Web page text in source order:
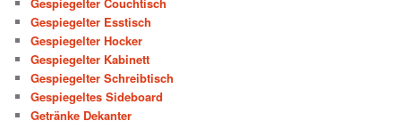
Gespiegelter Esstisch
Gespiegelter Hocker
Gespiegelter Kabinett
Gespiegelter Schreibtisch
Gespiegeltes Sideboard
Getränke Dekanter